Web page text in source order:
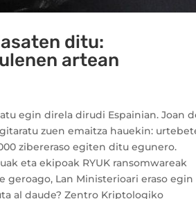
ditu:
artean
egin direla dirudi Espainian. Joan
zuen emaitza hauekin:
zibereraso egiten ditu egunero.
eta ekipoak RYUK ransomwareak
geroago, Lan Ministerioari eraso egin
al daude? Zentro Kriptologiko